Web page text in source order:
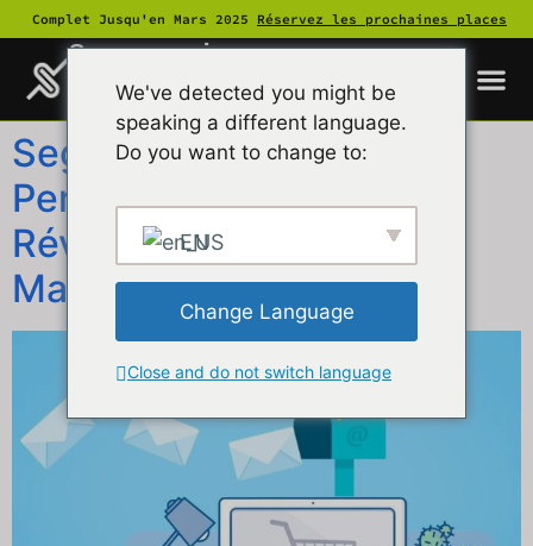
Complet Jusqu'en Mars 2025 Réservez les prochaines places
Supersuasive
Segmentation et
Personnalisation : La
Révolution de l’Email
Marketing en 2024
We've detected you might be
speaking a different language.
Do you want to change to:
EN
Change Language
Close and do not switch language